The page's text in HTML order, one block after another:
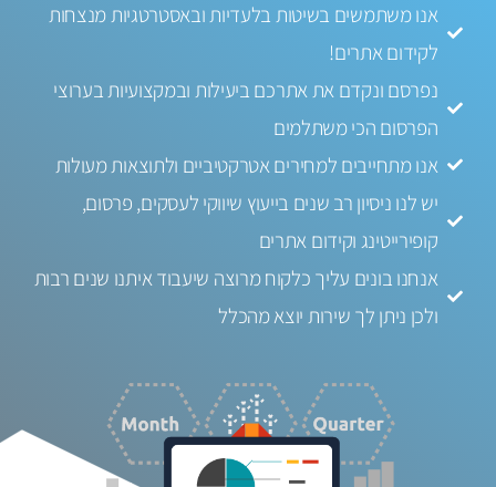
אנו משתמשים בשיטות בלעדיות ובאסטרטגיות מנצחות
לקידום אתרים!
נפרסם ונקדם את אתרכם ביעילות ובמקצועיות בערוצי
הפרסום הכי משתלמים
אנו מתחייבים למחירים אטרקטיביים ולתוצאות מעולות
יש לנו ניסיון רב שנים בייעוץ שיווקי לעסקים, פרסום,
קופירייטינג וקידום אתרים
אנחנו בונים עליך כלקוח מרוצה שיעבוד איתנו שנים רבות
ולכן ניתן לך שירות יוצא מהכלל